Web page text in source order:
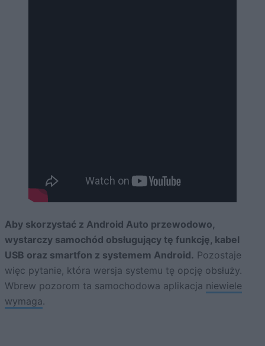
Aby skorzystać z Android Auto przewodowo,
wystarczy samochód obsługujący tę funkcję, kabel
USB oraz smartfon z systemem Android. Pozostaje
więc pytanie, która wersja systemu tę opcję obsłuży.
Wbrew pozorom ta samochodowa aplikacja niewiele
wymaga.